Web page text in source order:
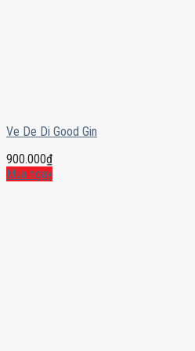
Ve De Di Good Gin
900.000₫
Mua ngay